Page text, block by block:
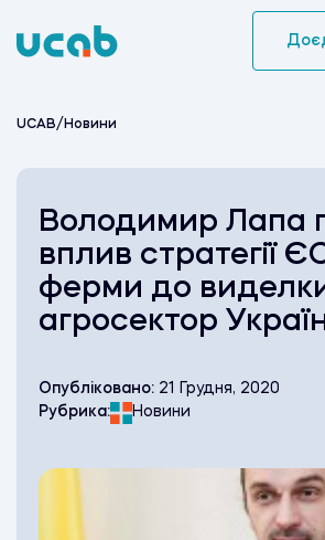
to
UCAB/ Новини
Володимир Лапа
вплив стратегії
ферми до
агросектор
Опубліковано: 21 Грудня, 2020
Рубрика:
Новини